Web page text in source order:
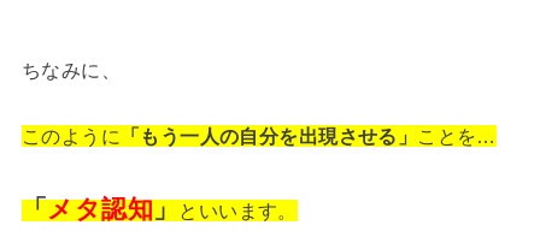
ちなみに、
このように 「もう一人の自分を出現させる」 ことを…
「メタ認知」といいます。